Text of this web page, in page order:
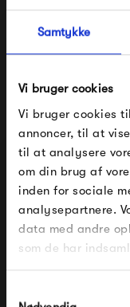
Samtykke
Vi bruger cookies
Vi bruger cookies
annoncer, til at
til at analysere
om din brug af
inden for sociale
analysepartnere.
data med andre
som de har
Trods det, formår
tidsløst design og
Se alle
FÅ 10%
Indtast din e-
mail.
rabatten.
Gælder ikke på